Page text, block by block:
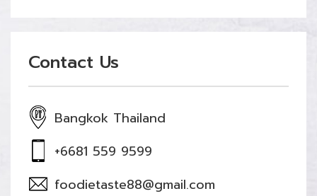
Contact Us
Bangkok Thailand
+6681 559 9599
foodietaste88@gmail.com